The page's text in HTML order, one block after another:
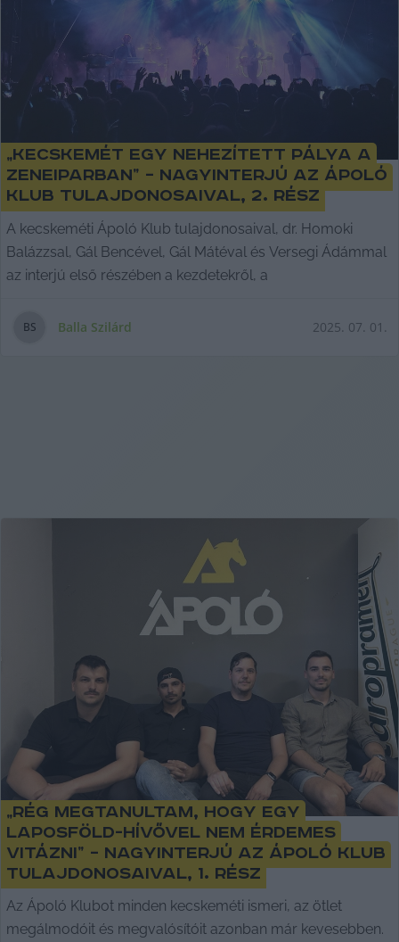
„Kecskemét egy nehezített pálya a
zeneiparban” – nagyinterjú az Ápoló
Klub tulajdonosaival, 2. rész
A kecskeméti Ápoló Klub tulajdonosaival, dr. Homoki
Balázzsal, Gál Bencével, Gál Mátéval és Versegi Ádámmal
az interjú első részében a kezdetekről, a
BS Balla Szilárd 2025. 07. 01.
„Rég megtanultam, hogy egy
laposföld-hívővel nem érdemes
vitázni” – nagyinterjú az Ápoló Klub
tulajdonosaival, 1. rész
Az Ápoló Klubot minden kecskeméti ismeri, az ötlet
megálmodóit és megvalósítóit azonban már kevesebben.